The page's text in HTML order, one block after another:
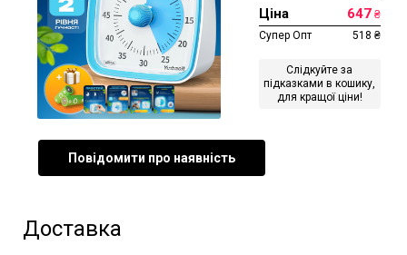
Ціна 647 ₴
Супер Опт
518 ₴
Слідкуйте за
підказками в кошику,
для кращої ціни!
Повідомити про наявність
Доставка